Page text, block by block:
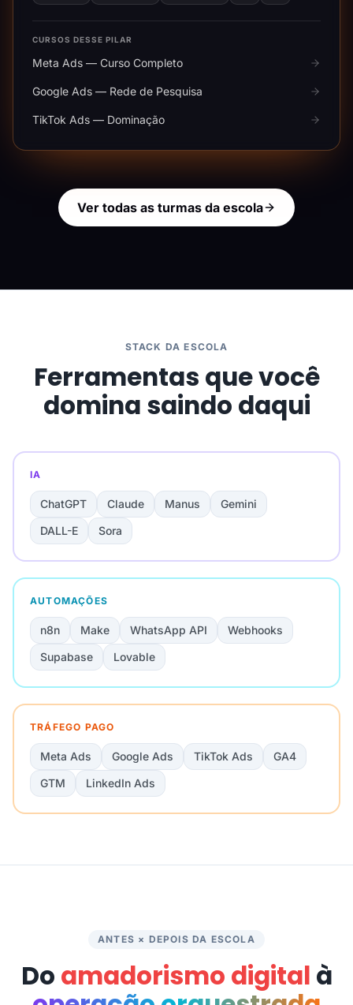
CURSOS DESSE PILAR
Meta Ads — Curso Completo
Google Ads — Rede de Pesquisa
TikTok Ads — Dominação
Ver todas as turmas da escola
STACK DA ESCOLA
Ferramentas que você
domina saindo daqui
IA
ChatGPT Claude Manus
Gemini
DALL-E
Sora
AUTOMAÇÕES
n8n Make WhatsApp API
Webhooks
Supabase
Lovable
TRÁFEGO PAGO
Meta Ads Google Ads TikTok Ads
GA4
GTM
LinkedIn Ads
ANTES × DEPOIS DA ESCOLA
Do amadorismo digital à